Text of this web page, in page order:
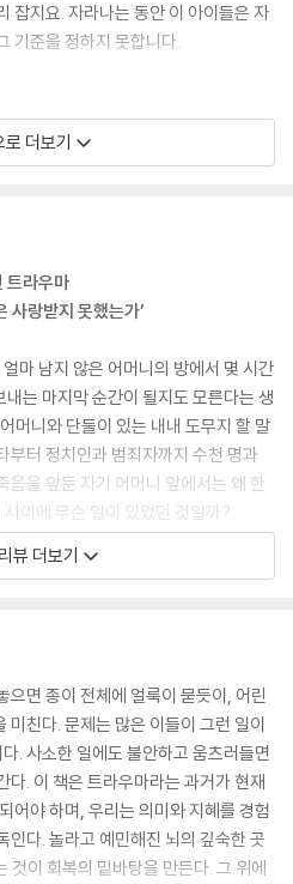
잡지요. 자라나는 동안 이 아이들은 자
기준을 정하지 못합니다.
머리칼 색깔과 말투 같은 학대자의
은 학대의 상황들을 공포의 감각과 연
갈색 머리 웨이터를 보고 공황 발작
확고하게 남아 있는 인지적 회상, 다시
그 공황 발작은 이전의 경험과는 무
정 믿음과 행동이 평생 지속될 수도 있
찾아서
이 몹시 어려운 상태에 직면했습니다.
씩 일하고 있을 때였죠. 저는 팀 플레이
, 바로 음식으로 저 자신을 위로했어
을 제공하면, 아이의 스트레스 반응
의 경우처럼 스트레스 반응 시스템이
으로 활성화되면 그 시스템은 민감화
더보기
트라우마
사랑받지 못했는가’
마 남지 않은 어머니의 방에서 몇 시간
는 마지막 순간이 될지도 모른다는 생
머니와 단둘이 있는 내내 도무지 할 말
부터 정치인과 범죄자까지 수천 명과
음을 앞둔 자기 어머니 앞에서는 왜 한
이에 무슨 일이 있었던 것일까?
어난 윈프리는 생애 첫 6년간 할머니
랑받는다고 느낀 적이 없었으며, 자신
다. 윈프리에게 인생의 모든 불행을 관
사랑받지 못한다는 감각’으로 요약된
보는 브루스 D. 페리 박사에 따르면,
과 스트레스는 우리 인생 전반에 영향
인 애정과 돌봄을 받지 못하고, 심지어
뷰 더보기
으면 종이 전체에 얼룩이 묻듯이, 어린
친다. 문제는 많은 이들이 그런 일이
. 사소한 일에도 불안하고 움츠러들면
다. 이 책은 트라우마라는 과거가 현재
어야 하며, 우리는 의미와 지혜를 경험
인다. 놀라고 예민해진 뇌의 깊숙한 곳
것이 회복의 밑바탕을 만든다. 그 위에